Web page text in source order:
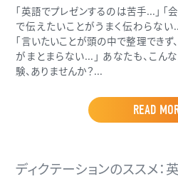
「英語でプレゼンするのは苦手...」 「
で伝えたいことがうまく伝わらない
「言いたいことが頭の中で整理できず
がまとまらない...」 あなたも、こん
験、ありませんか？...
READ
ディクテーションのススメ：